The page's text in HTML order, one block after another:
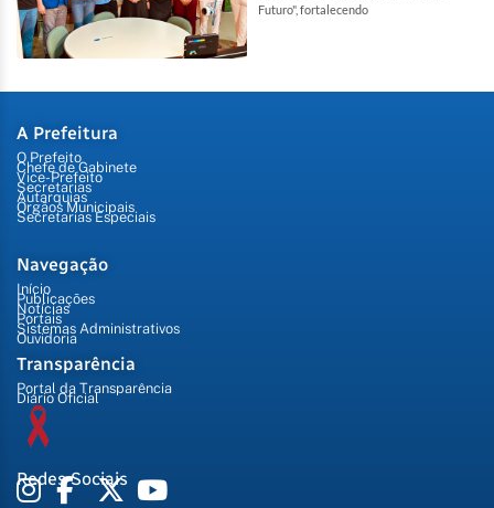
Futuro", fortalecendo
A Prefeitura
O Prefeito
Chefe de Gabinete
Vice-Prefeito
Secretarias
Autarquias
Órgãos Municipais
Secretarias Especiais
Navegação
Início
Publicações
Notícias
Portais
Sistemas Administrativos
Ouvidoria
Transparência
Portal da Transparência
Diário Oficial
Redes Sociais